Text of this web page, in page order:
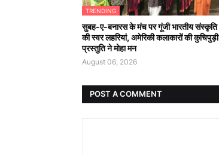
TRENDING
सुबह-ए-बनारस के मंच पर गूंजी भारतीय संस्कृति
की स्वर लहरियां, अमेरिकी कलाकारों की कुचिपुड़ी
प्रस्तुति ने मोहा मन
August 06, 2026
POST A COMMENT